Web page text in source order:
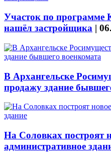
Участок по программе
нашёл застройщика |
В Архангельске
продажу здание
На Соловках построят
административное